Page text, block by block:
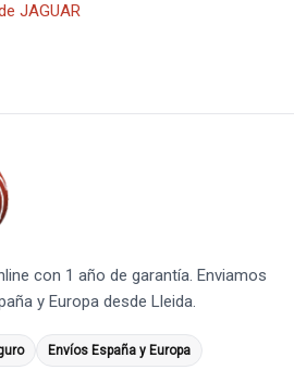
JAGUAR
con 1 año de garantía. Enviamos
y Europa desde Lleida.
Envíos España y Europa